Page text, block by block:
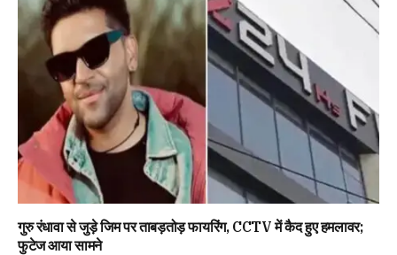
गुरु रंधावा से जुड़े जिम पर ताबड़तोड़ फायरिंग, CCTV में कैद हुए हमलावर;
फुटेज आया सामने